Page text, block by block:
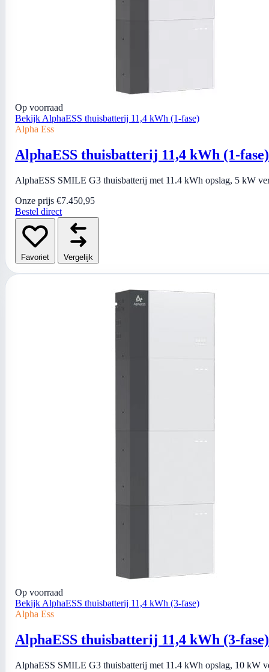
Op voorraad
Bekijk AlphaESS thuisbatterij 11,4 kWh (1-fase)
Alpha Ess
AlphaESS thuisbatterij 11,4 kWh (1-fase)
AlphaESS SMILE G3 thuisbatterij met 11.4 kWh opslag, 5 kW
Onze prijs €7.450,95
Bestel direct
Favoriet Vergelijk
Op voorraad
Bekijk AlphaESS thuisbatterij 11,4 kWh (3-fase)
Alpha Ess
AlphaESS thuisbatterij 11,4 kWh (3-fase)
AlphaESS SMILE G3 thuisbatterij met 11.4 kWh opslag, 10 kW